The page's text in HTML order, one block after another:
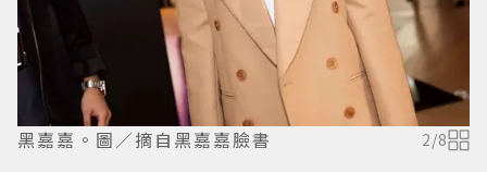
黑嘉嘉。圖／摘自黑嘉嘉臉書 2/8